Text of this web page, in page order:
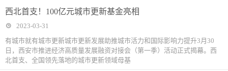
西北首支！100亿元城市更新基金亮相
2023-03-31
有城市就有城市更新城市更新发展助推城市活力和国际影响力提升3月30
日，西安市推进经济高质量发展融资对接会（第一季）活动正式揭幕。西
北首支、全国领先落地的城市更新领域母基